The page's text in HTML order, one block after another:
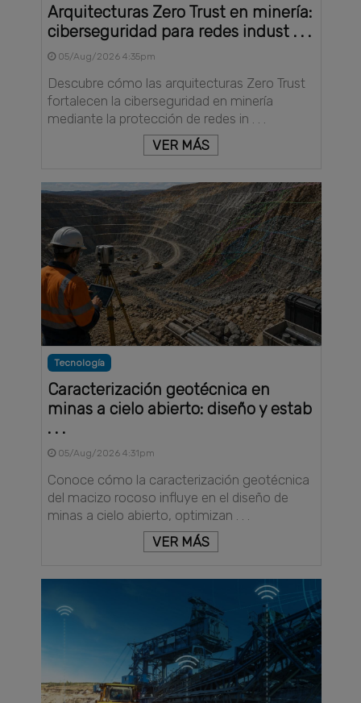
Arquitecturas Zero Trust en minería:
ciberseguridad para redes indust . . .
05/Aug/2026 4:35pm
Descubre cómo las arquitecturas Zero Trust
fortalecen la ciberseguridad en minería
mediante la protección de redes in . . .
VER MÁS
Tecnología
Caracterización geotécnica en
minas a cielo abierto: diseño y estab
. . .
05/Aug/2026 4:31pm
Conoce cómo la caracterización geotécnica
del macizo rocoso influye en el diseño de
minas a cielo abierto, optimizan . . .
VER MÁS